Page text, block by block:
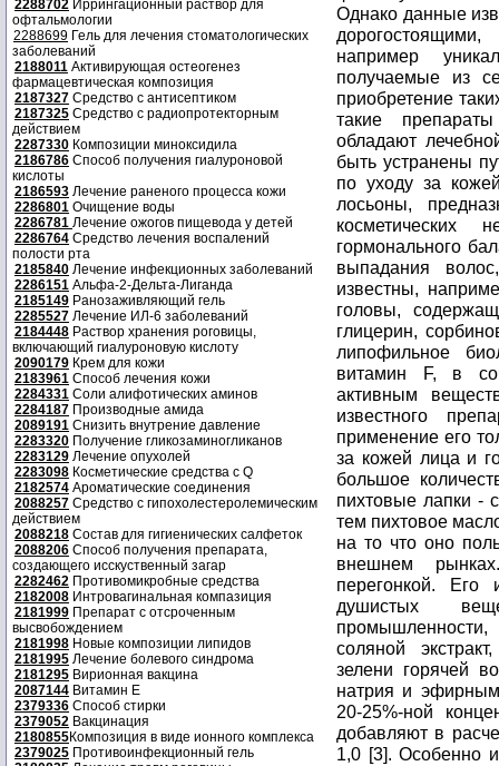
2288702 Иррингационный раствор для
офтальмологии
2288699 Гель для лечения стоматологических
заболеваний
2188011 Активирующая остеогенез
фармацевтическая композиция
2187327 Средство с антисептиком
2187325 Средство с радиопротекторным
действием
2287330 Композиции миноксидила
2186786 Способ получения гиалуроновой
кислоты
2186593 Лечение раненого процесса кожи
2286801 Очищение воды
2286781 Лечение ожогов пищевода у детей
2286764 Средство лечения воспалений
полости рта
2185840 Лечение инфекционных заболеваний
2286151 Альфа-2-Дельта-Лиганда
2185149 Ранозаживляющий гель
2285527 Лечение ИЛ-6 заболеваний
2184448 Раствор хранения роговицы,
включающий гиалуроновую кислоту
2090179 Крем для кожи
2183961 Способ лечения кожи
2284331 Соли алифотических аминов
2284187 Производные амида
2089191 Снизить внутрение давление
2283320 Получение гликозаминогликанов
2283129 Лечение опухолей
2283098 Косметические средства с Q
2182574 Ароматические соединения
2088257 Средство с гипохолестеролемическим
действием
2088218 Состав для гигиенических салфеток
2088206 Способ получения препарата,
создающего исскуственный загар
2282462 Противомикробные средства
2182008 Интровагинальная компазиция
2181999 Препарат с отсроченным
высвобождением
2181998 Новые композиции липидов
2181995 Лечение болевого синдрома
2181295 Вирионная вакцина
2087144 Витамин Е
2379336 Способ стирки
2379052 Вакцинация
2180855Композиция в виде ионного комплекса
2379025 Противоинфекционный гель
Однако данные
например
получаемые из
приобретение
такие
обладают
быть устранены
по уходу за
лосьоны,
косметических
гормонального
выпадания
известны,
головы,
глицерин,
липофильное
витамин F, в
активным
известного
применение его
за кожей лица и
большое
пихтовые лапки -
тем пихтовое
на то что оно
внешнем
перегонкой. Его
душистых
соляной
зелени горячей
натрия и
20-25%-ной
добавляют в
1,0 [3]. Особенно